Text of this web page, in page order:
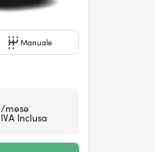
Manuale
/mese
IVA Inclusa